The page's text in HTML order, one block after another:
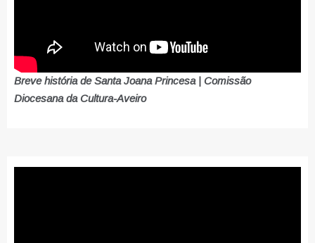
Breve história de Santa Joana Princesa | Comissão
Diocesana da Cultura-Aveiro